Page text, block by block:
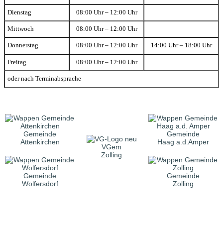
Dienstag 08:00 Uhr – 12:00 Uhr
Mittwoch 08:00 Uhr – 12:00 Uhr
Donnerstag 08:00 Uhr – 12:00 Uhr 14:00 Uhr – 18:00 Uhr
Freitag 08:00 Uhr – 12:00 Uhr
oder nach Terminabsprache
Gemeinde
Attenkirchen
VGem
Zolling
Gemeinde
Haag a.d.Amper
Gemeinde
Wolfersdorf
Gemeinde
Zolling